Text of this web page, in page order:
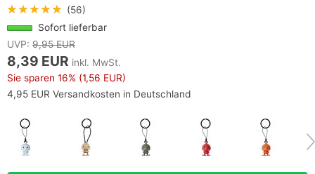
★★★★★ (56)
Sofort lieferbar
UVP: 9,95 EUR
8,39 EUR inkl. MwSt.
Sie sparen 16% (1,56 EUR)
4,95 EUR Versandkosten in Deutschland